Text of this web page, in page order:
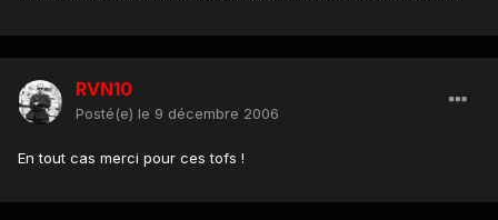
RVN10
Posté(e) le 9 décembre 2006
En tout cas merci pour ces tofs !